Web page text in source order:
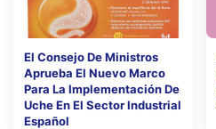
El Consejo De Ministros
Aprueba El Nuevo Marco
Para La Implementación De
Uche En El Sector Industrial
Español